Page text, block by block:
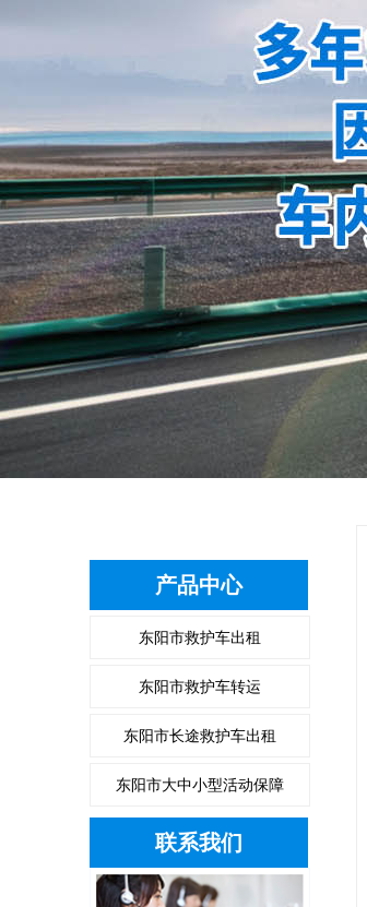
产品中心
东阳市救护车出租
东阳市救护车转运
东阳市长途救护车出租
东阳市大中小型活动保障
联系我们